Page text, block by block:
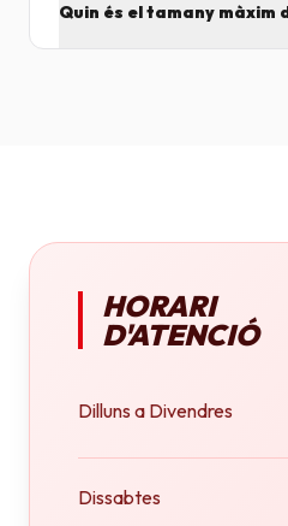
Quin és el tamany màxim
HORARI
D'ATENCIÓ
Dilluns a Divendres
Dissabtes